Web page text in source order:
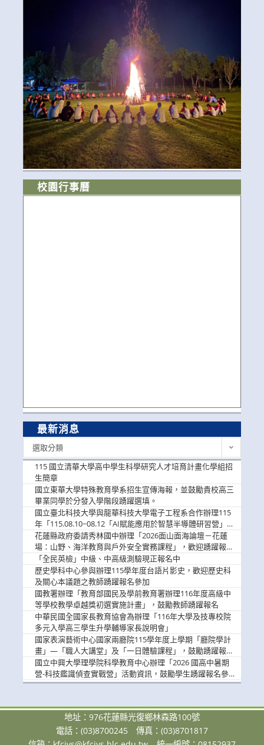
校園行事曆
最新消息
選取分類
115 國立清華大學高中學生科學研究人才培育計畫化學組招
生簡章
國立東華大學特殊教育學系招生宣傳海報，並鼓勵貴校高三
畢業同學於分發入學階段踴躍選填。
國立臺北科技大學與龍華科技大學電子工程系合作辦理115
年「115.08.10~08.12「AI賦能應用於智慧半導體研習營」，
歡迎學生踴躍報名參加
花蓮縣政府委請秀林國中辦理「2026面山面海論壇－花蓮
場：山野、海洋教育與戶外安全實務課程」，歡迎踴躍報名
參加
「全民英檢」中級、中高級測驗現正報名中
歷史學科中心參與辦理115學年度台語片影史，歡迎歷史科
及關心本議題之教師踴躍報名參加
國教署辦理「教育部國民及學前教育署辦理116年度高級中
等學校教學卓越獎初選實施計畫」，鼓勵教師踴躍報名
中華民國全國家長教育協會為辦理「116年大學及技專校院
多元入學高三學生升學輔導家長說明會」
國家表演藝術中心國家兩廳院115學年度上學期「廳院學計
畫」—「職人大講堂」及「一日體驗課程」，鼓勵踴躍報名
參與。
國立中興大學理學院科學教育中心辦理「2026 國高中暑期
營-科技鑑識偵查實戰營」活動資訊，鼓勵學生踴躍報名參
加。
地址：976花蓮縣光復鄉林森路100號
電話：(03)8700245
傳真：(03)8701817